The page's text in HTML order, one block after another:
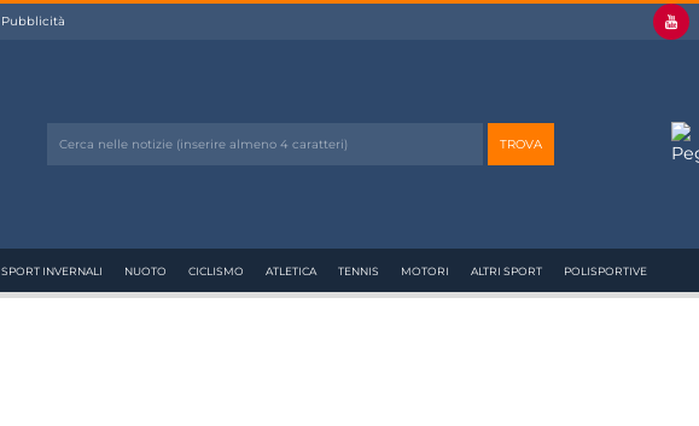
Pubblicità
SPORT INVERNALI NUOTO CICLISMO ATLETICA TENNIS MOTORI ALTRI SPORT POLISPORTIVE